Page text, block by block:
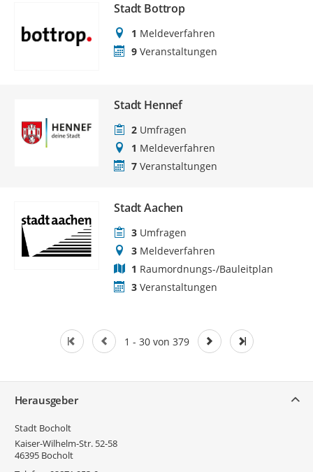
Stadt Bottrop
1 Meldeverfahren
9 Veranstaltungen
Stadt Hennef
2 Umfragen
1 Meldeverfahren
7 Veranstaltungen
Stadt Aachen
3 Umfragen
3 Meldeverfahren
1 Raumordnungs-/Bauleitplan
3 Veranstaltungen
1 - 30 von 379
Herausgeber
Stadt Bocholt
Kaiser-Wilhelm-Str. 52-58
46395 Bocholt